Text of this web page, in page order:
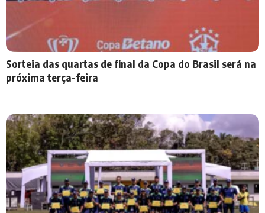
Sorteia das quartas de final da Copa do Brasil será na
próxima terça-feira